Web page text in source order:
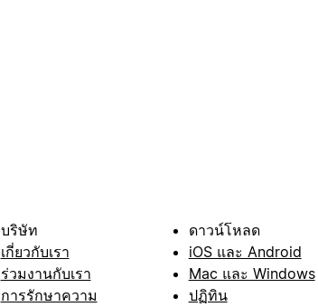
บริษัท
เกี่ยวกับเรา
ร่วมงานกับเรา
การรักษาความ
ดาวน์โหลด
iOS และ Android
Mac และ Windows
ปฏิทิน